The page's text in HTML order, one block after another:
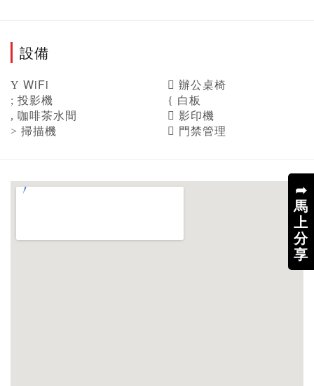
➦
馬
上
分
享
設備
WiFi
辦公桌椅
投影機
白板
咖啡茶水間
影印機
掃描機
門禁管理